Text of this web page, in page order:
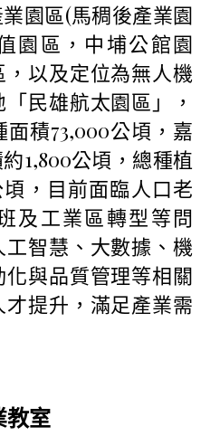
園區(馬稠後產業園
園區，中埔公館園
以及定位為無人機
民雄航太園區」，
積73,000公頃，嘉
1,800公頃，總種植
，目前面臨人口老
及工業區轉型等問
智慧、大數據、機
與品質管理等相關
提升，滿足產業需
教室